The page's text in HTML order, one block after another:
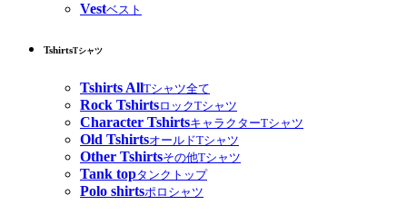
Vestベスト
TshirtsTシャツ
Tshirts AllTシャツ全て
Rock TshirtsロックTシャツ
Character TshirtsキャラクターTシャツ
Old TshirtsオールドTシャツ
Other Tshirtsその他Tシャツ
Tank topタンクトップ
Polo shirtsポロシャツ